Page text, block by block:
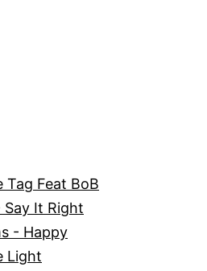
Tag Feat BoB
It Right
- Happy
Light